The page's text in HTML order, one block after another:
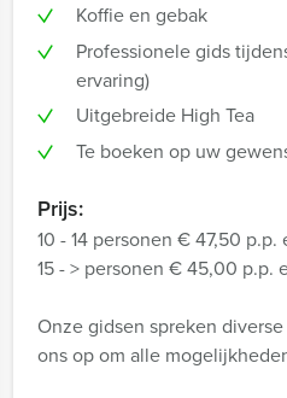
Koffie en gebak
Professionele gids
ervaring)
Uitgebreide High Tea
Te boeken op uw
Prijs:
10 - 14 personen € 47,50 p.p.
15 - > personen € 45,00 p.p.
Onze gidsen spreken
ons op om alle